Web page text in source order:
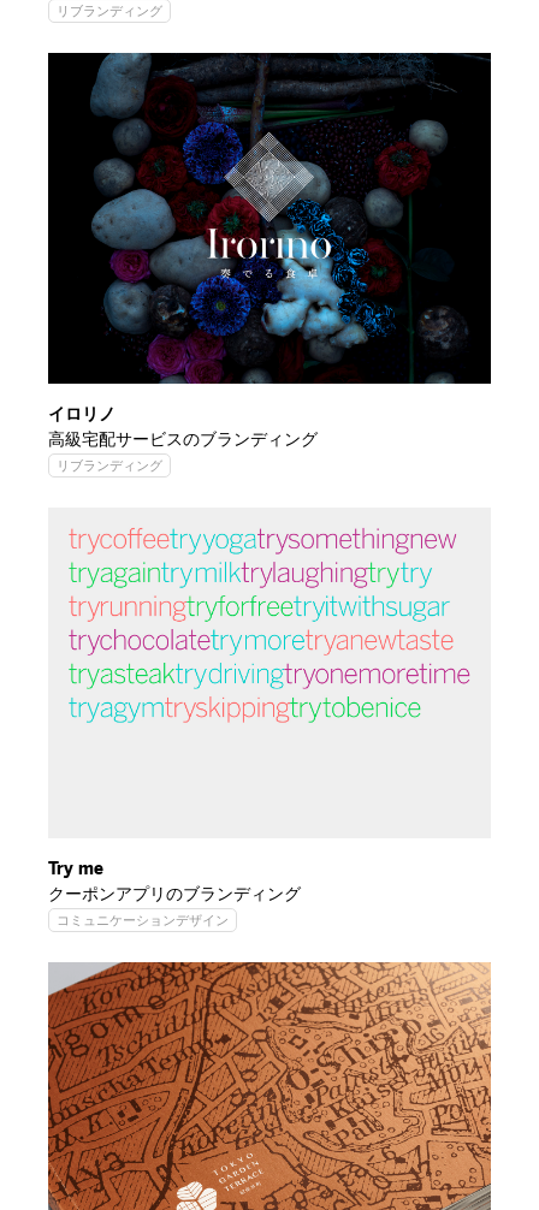
リブランディング
イロリノ
高級宅配サービスのブランディング
リブランディング
Try me
クーポンアプリのブランディング
コミュニケーションデザイン